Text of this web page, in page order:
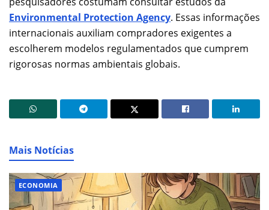
Environmental Protection Agency. Essas informações
internacionais auxiliam compradores exigentes a
escolherem modelos regulamentados que cumprem
rigorosas normas ambientais globais.
Mais Notícias
ECONOMIA